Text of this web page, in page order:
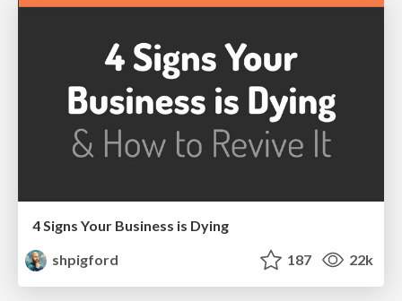
4 Signs Your Business is Dying
shpigford
187 22k